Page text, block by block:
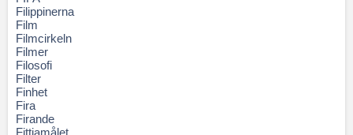
Filippinerna
Film
Filmcirkeln
Filmer
Filosofi
Filter
Finhet
Fira
Firande
Fittjamålet